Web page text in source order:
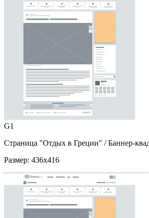
G1
Страница "Отдых в Греции" / Баннер-
Размер: 436x416